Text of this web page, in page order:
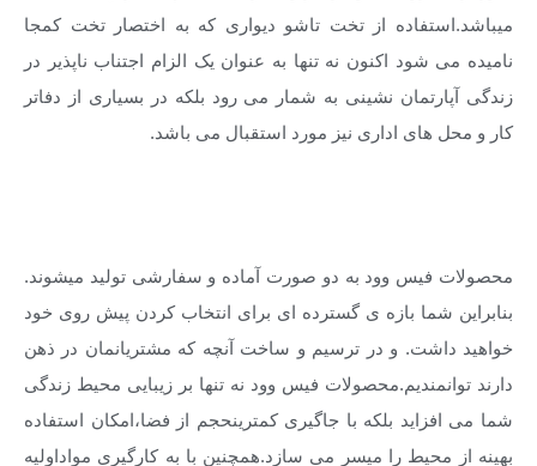
میباشد.استفاده از تخت تاشو دیواری که به اختصار تخت کمجا
نامیده می شود اکنون نه تنها به عنوان یک الزام اجتناب ناپذیر در
زندگی آپارتمان نشینی به شمار می رود بلکه در بسیاری از دفاتر
کار و محل های اداری نیز مورد استقبال می باشد.
محصولات فیس وود به دو صورت آماده و سفارشی تولید میشوند.
بنابراین شما بازه ی گسترده ای برای انتخاب کردن پیش روی خود
خواهید داشت. و در ترسیم و ساخت آنچه که مشتریانمان در ذهن
دارند توانمندیم.محصولات فیس وود نه تنها بر زیبایی محیط زندگی
شما می افزاید بلکه با جاگیری کمترینحجم از فضا،امکان استفاده
بهینه از محیط را میسر می سازد.همچنین با به کارگیری مواداولیه